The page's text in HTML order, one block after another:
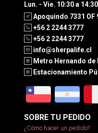
Lun. - Vie. 10:30 a
Apoquindo 7331 OF
+56 2 2244 3777
+56 2 2244 3777
info@sherpalife.cl
Metro Hernando de
Estacionamiento
SOBRE TU PEDIDO
¿Cómo hacer un pedido?